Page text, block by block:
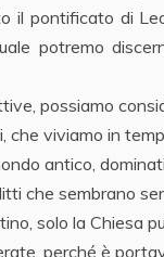
il pontificato di
potremo
possiamo
che viviamo in
antico,
che sembrano
solo la Chiesa
perché è